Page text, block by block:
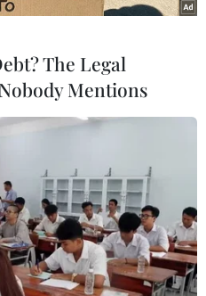
The Legal
Mentions